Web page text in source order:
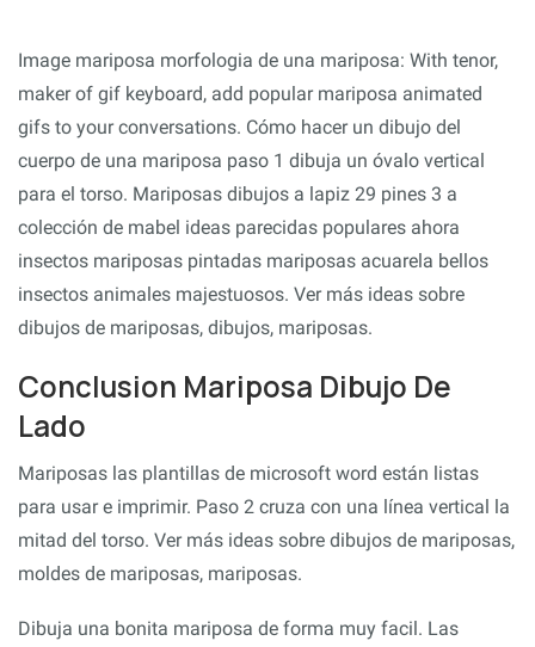
Image mariposa morfologia de una mariposa: With tenor,
maker of gif keyboard, add popular mariposa animated
gifs to your conversations. Cómo hacer un dibujo del
cuerpo de una mariposa paso 1 dibuja un óvalo vertical
para el torso. Mariposas dibujos a lapiz 29 pines 3 a
colección de mabel ideas parecidas populares ahora
insectos mariposas pintadas mariposas acuarela bellos
insectos animales majestuosos. Ver más ideas sobre
dibujos de mariposas, dibujos, mariposas.
Conclusion Mariposa Dibujo De
Lado
Mariposas las plantillas de microsoft word están listas
para usar e imprimir. Paso 2 cruza con una línea vertical la
mitad del torso. Ver más ideas sobre dibujos de mariposas,
moldes de mariposas, mariposas.
Dibuja una bonita mariposa de forma muy facil. Las